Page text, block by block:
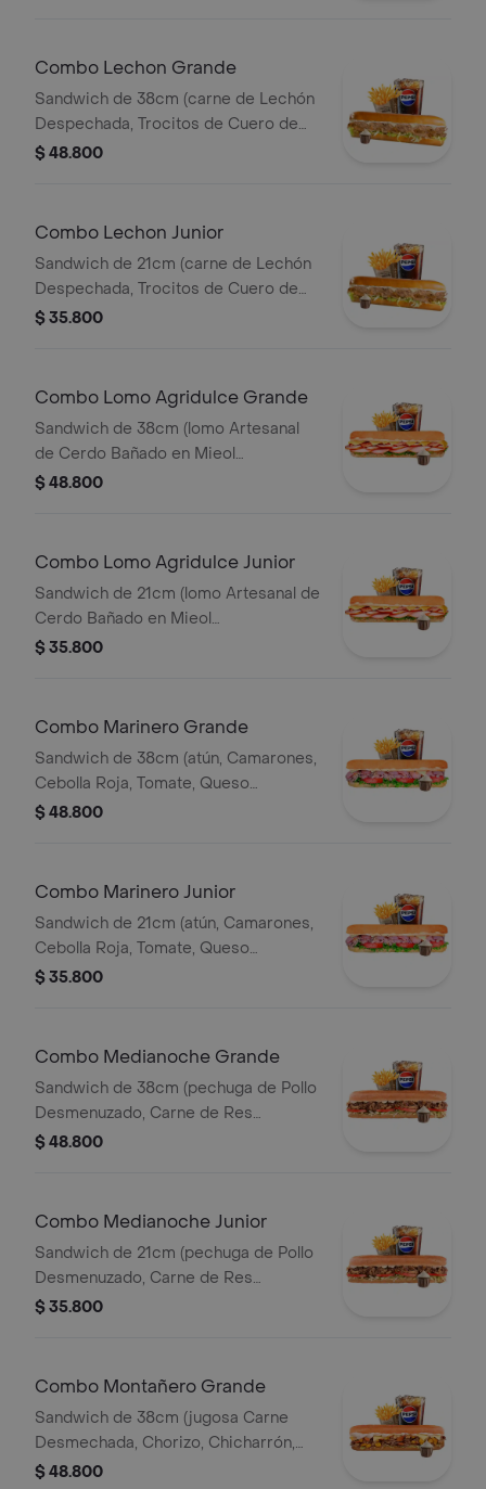
Combo Lechon Grande
Sandwich de 38cm (carne de Lechón
Despechada, Trocitos de Cuero de
Lechón, Queso Mozzarella, Lechuga y
$ 48.800
Combo Lechon Junior
Sandwich de 21cm (carne de Lechón
Despechada, Trocitos de Cuero de
Lechón, Queso Mozzarella, Lechuga y
$ 35.800
Combo Lomo Agridulce Grande
Sandwich de 38cm (lomo Artesanal
de Cerdo Bañado en Mieol
Mostaza,queso
$ 48.800
Combo Lomo Agridulce Junior
Sandwich de 21cm (lomo Artesanal de
Cerdo Bañado en Mieol
Mostaza,queso
$ 35.800
Combo Marinero Grande
Sandwich de 38cm (atún, Camarones,
Cebolla Roja, Tomate, Queso
Mozzareila, Lechuga y Salsa de Ajo)
$ 48.800
Combo Marinero Junior
Sandwich de 21cm (atún, Camarones,
Cebolla Roja, Tomate, Queso
Mozzareila, Lechuga y Salsa de Ajo)
$ 35.800
Combo Medianoche Grande
Sandwich de 38cm (pechuga de Pollo
Desmenuzado, Carne de Res
Desmechada, Tomate, Lechuga,
Pet400ml.
$ 48.800
Combo Medianoche Junior
Sandwich de 21cm (pechuga de Pollo
Desmenuzado, Carne de Res
Desmechada, Tomate, Lechuga,
Pet400ml.
$ 35.800
Combo Montañero Grande
Sandwich de 38cm (jugosa Carne
Desmechada, Chorizo, Chicharrón,
Lechuga, Queso Mozarella, Madurito y
$ 48.800